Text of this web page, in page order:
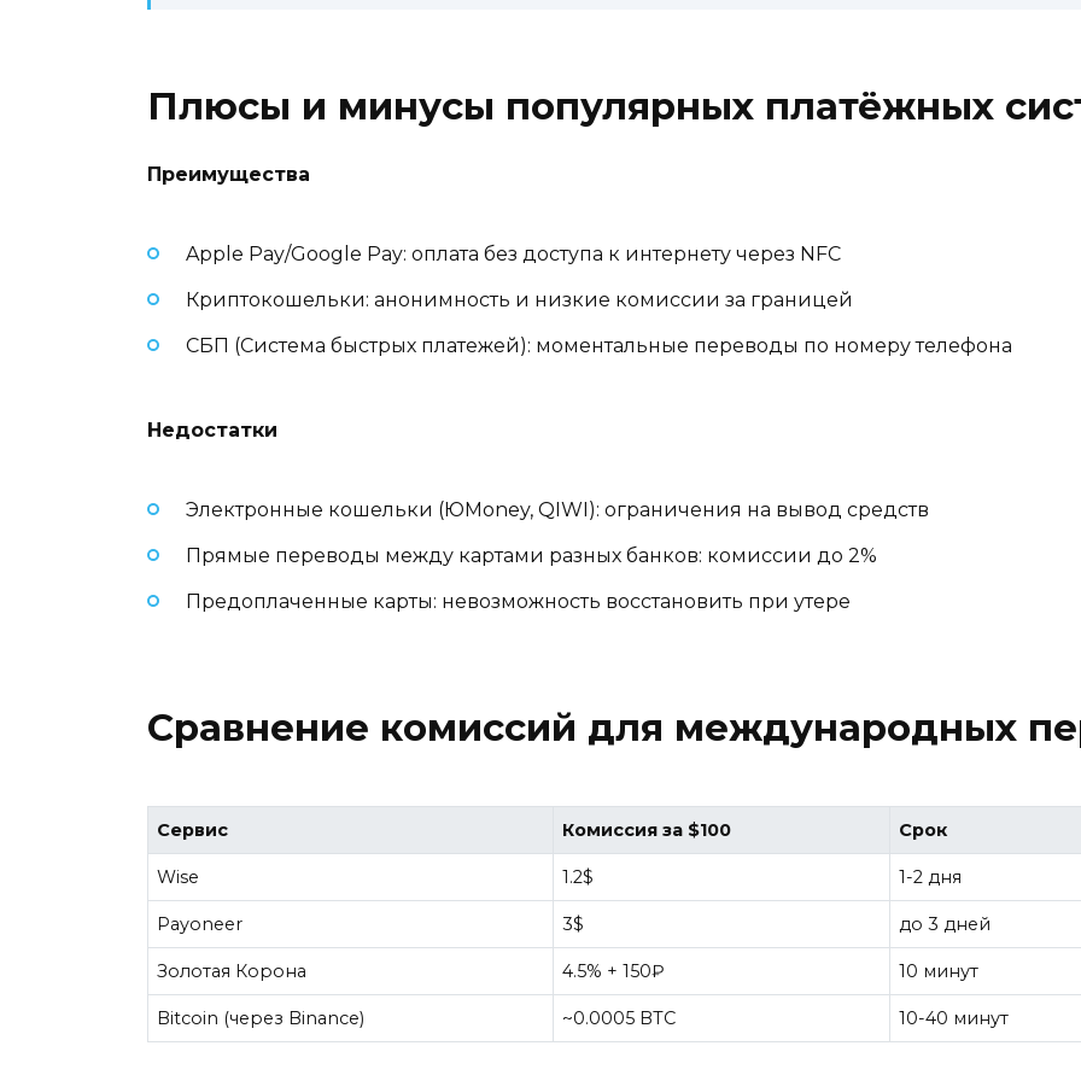
Плюсы и минусы популярных платёжных
Преимущества
Apple Pay/Google Pay: оплата без доступа к интернету через NFC
Криптокошельки: анонимность и низкие комиссии за границей
СБП (Система быстрых платежей): моментальные переводы по номеру телефона
Недостатки
Электронные кошельки (ЮMoney, QIWI): ограничения на вывод средств
Прямые переводы между картами разных банков: комиссии до 2%
Предоплаченные карты: невозможность восстановить при утере
Сравнение комиссий для международных
Сервис Комиссия за $100 Срок
Wise 1.2$ 1-2 дня
Payoneer 3$ до 3 дней
Золотая Корона 4.5% + 150₽ 10 минут
Bitcoin (через Binance) ~0.0005 BTC 10-40 минут